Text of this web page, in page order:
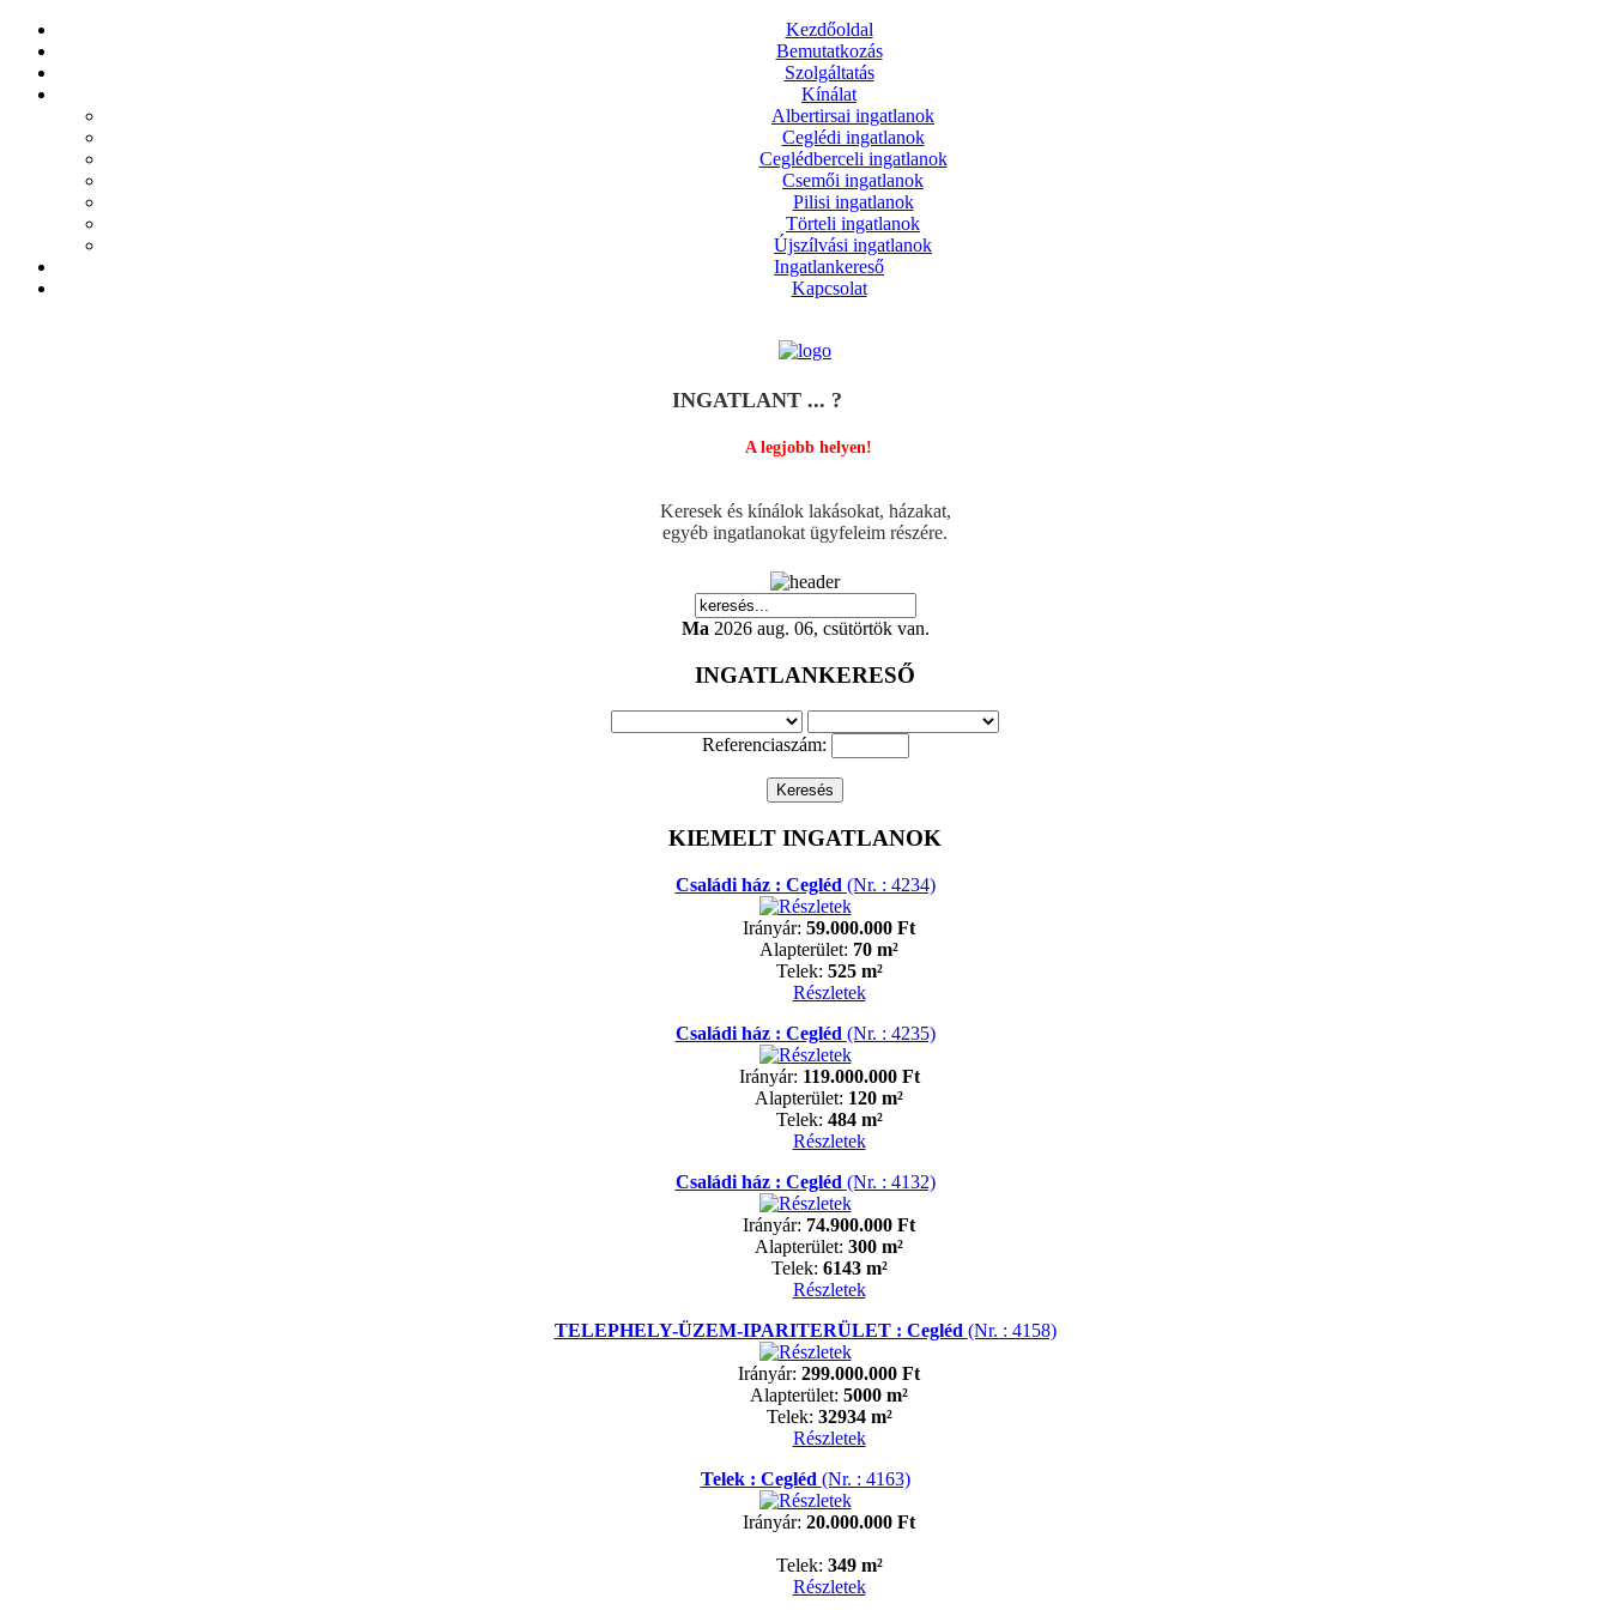
Kezdőoldal
Bemutatkozás
Szolgáltatás
Kínálat
Albertirsai ingatlanok
Ceglédi ingatlanok
Ceglédberceli ingatlanok
Csemői ingatlanok
Pilisi ingatlanok
Törteli ingatlanok
Újszílvási ingatlanok
Ingatlankereső
Kapcsolat
INGATLANT ... ?
A legjobb helyen!
Keresek és kínálok lakásokat, házakat,
egyéb ingatlanokat ügyfeleim részére.
Ma 2026 aug. 06, csütörtök van.
INGATLANKERESŐ
Referenciaszám:
KIEMELT INGATLANOK
Családi ház : Cegléd (Nr. : 4234)
Irányár: 59.000.000 Ft
Alapterület: 70 m²
Telek: 525 m²
Részletek
Családi ház : Cegléd (Nr. : 4235)
Irányár: 119.000.000 Ft
Alapterület: 120 m²
Telek: 484 m²
Részletek
Családi ház : Cegléd (Nr. : 4132)
Irányár: 74.900.000 Ft
Alapterület: 300 m²
Telek: 6143 m²
Részletek
TELEPHELY-ÜZEM-IPARITERÜLET : Cegléd (Nr. : 4158)
Irányár: 299.000.000 Ft
Alapterület: 5000 m²
Telek: 32934 m²
Részletek
Telek : Cegléd (Nr. : 4163)
Irányár: 20.000.000 Ft
Telek: 349 m²
Részletek